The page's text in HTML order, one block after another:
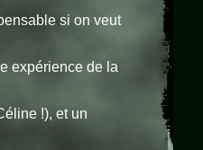
si on veut
expérience de la
!), et un